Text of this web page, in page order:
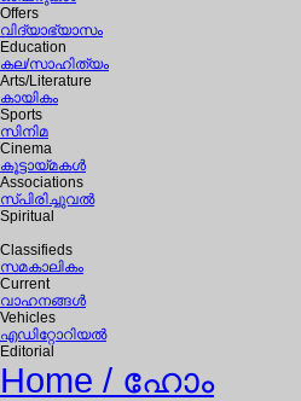
Offers
വിദ്യാഭ്യാസം
Education
കല/സാഹിത്യം
Arts/Literature
കായികം
Sports
സിനിമ
Cinema
കൂട്ടായ്മകള്‍
Associations
സ്പിരിച്ചുവല്‍
Spiritual
Classifieds
സമകാലികം
Current
വാഹനങ്ങള്‍
Vehicles
എഡിറ്റോറിയല്‍
Editorial
Home / ഹോം